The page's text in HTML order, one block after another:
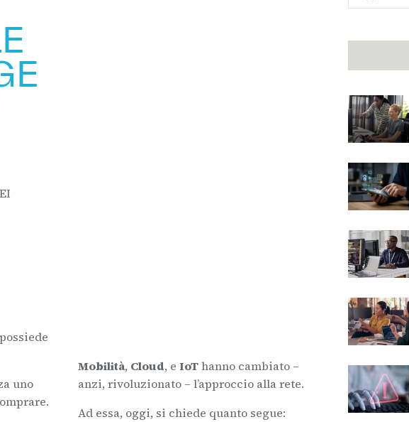
uno
Mobilità, Cloud, e IoThanno cambiato –
anzi, rivoluzionato – l’approccio alla rete.
Ad essa, oggi, si chiede quanto segue:
for: